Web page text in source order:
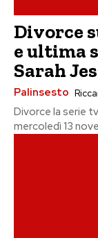
Divorce
e ultima
Sarah
Palinsesto
Divorce la serie
mercoledì 13